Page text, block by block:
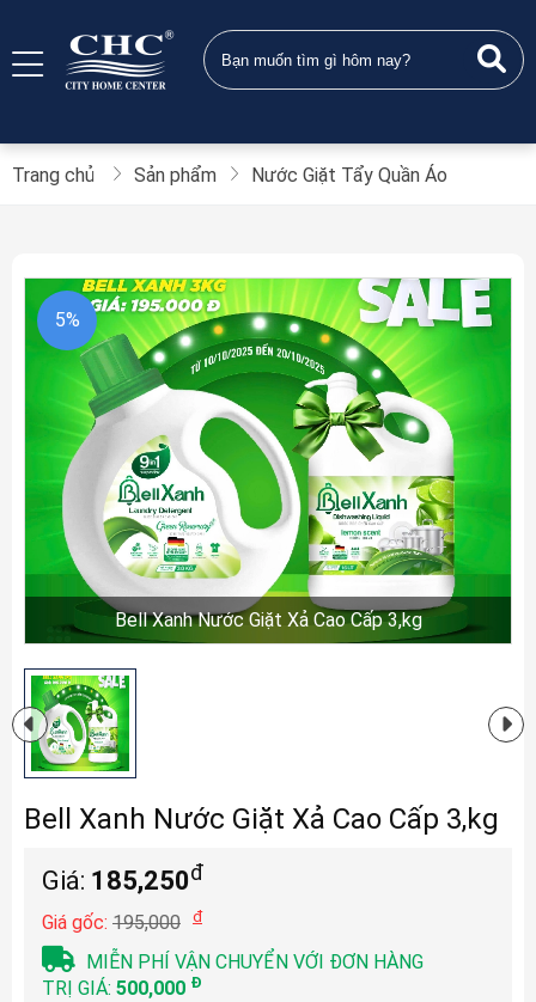
Trang chủ Sản phẩm Nước Giặt Tẩy Quần Áo
5%
Bell Xanh Nước Giặt Xả Cao Cấp 3,kg
Bell Xanh Nước Giặt Xả Cao Cấp 3,kg
Giá: 185,250đ
Giá gốc: 195,000 đ
MIỄN PHÍ VẬN CHUYỂN VỚI ĐƠN HÀNG
TRỊ GIÁ: 500,000 Đ